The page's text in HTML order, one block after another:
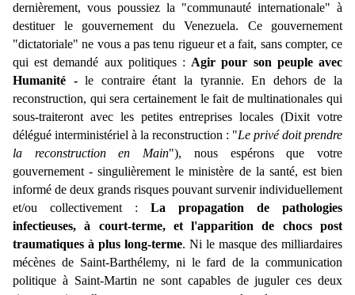
dernièrement, vous poussiez la "communauté internationale" à
destituer le gouvernement du Venezuela. Ce gouvernement
"dictatoriale" ne vous a pas tenu rigueur et a fait, sans compter, ce
qui est demandé aux politiques : Agir pour son peuple avec
Humanité -le contraire étant la tyrannie. En dehors de la
reconstruction, qui sera certainement le fait de multinationales qui
sous-traiteront avec les petites entreprises locales (Dixit votre
délégué interministériel à la reconstruction : "Le privé doit prendre
la reconstruction en Main"), nous espérons que votre
gouvernement - singulièrement le ministère de la santé, est bien
informé de deux grands risques pouvant survenir individuellement
et/ou collectivement : La propagation de pathologies
infectieuses, à court-terme, et l'apparition de chocs post
traumatiques à plus long-terme. Ni le masque des milliardaires
mécènes de Saint-Barthélemy, ni le fard de la communication
politique à Saint-Martin ne sont capables de juguler ces deux